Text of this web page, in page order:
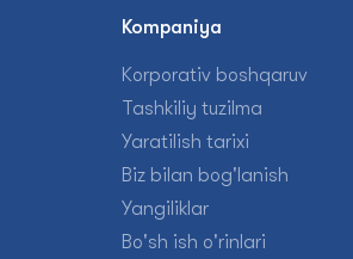
Kompaniya
Korporativ boshqaruv
Tashkiliy tuzilma
Yaratilish tarixi
Biz bilan bog'lanish
Yangiliklar
Bo'sh ish o'rinlari